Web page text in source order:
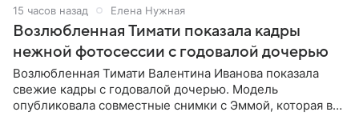
15 часов назад Елена Нужная
Возлюбленная Тимати показала кадры
нежной фотосессии с годовалой дочерью
Возлюбленная Тимати Валентина Иванова показала
свежие кадры с годовалой дочерью. Модель
опубликовала совместные снимки с Эммой, которая в